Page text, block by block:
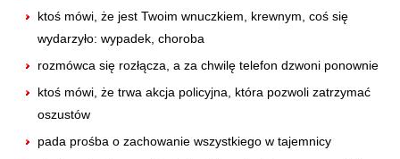
ktoś mówi, że jest Twoim wnuczkiem, krewnym, coś się
wydarzyło: wypadek, choroba
rozmówca się rozłącza, a za chwilę telefon dzwoni ponownie
ktoś mówi, że trwa akcja policyjna, która pozwoli zatrzymać
oszustów
pada prośba o zachowanie wszystkiego w tajemnicy